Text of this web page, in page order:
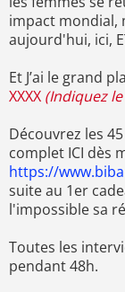
impact mondial,
aujourd'hui, ici,
Et J’ai le grand
XXXX (Indiquez
Découvrez les
complet ICI dès
https://
suite au 1er
l'impossible sa
Toutes les
pendant 48h.